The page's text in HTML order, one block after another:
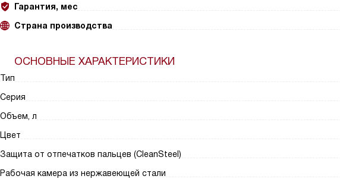
Гарантия, мес
Страна производства
ОСНОВНЫЕ ХАРАКТЕРИСТИКИ
Тип
Серия
Объем, л
Цвет
Защита от отпечатков пальцев (CleanSteel)
Рабочая камера из нержавеющей стали